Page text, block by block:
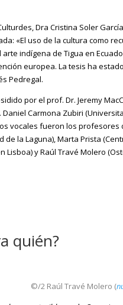
Dra Cristina Soler
«El uso de la cultura como
indígena de Tigua en
europea. La tesis ha
Pedregal.
por el prof. Dr. Jeremy
Daniel Carmona Zubiri
vocales fueron los profesores
de la Laguna), Marta Prista
Lisboa) y Raúl Travé Molero
quién?
©/2 Raúl Travé Molero (